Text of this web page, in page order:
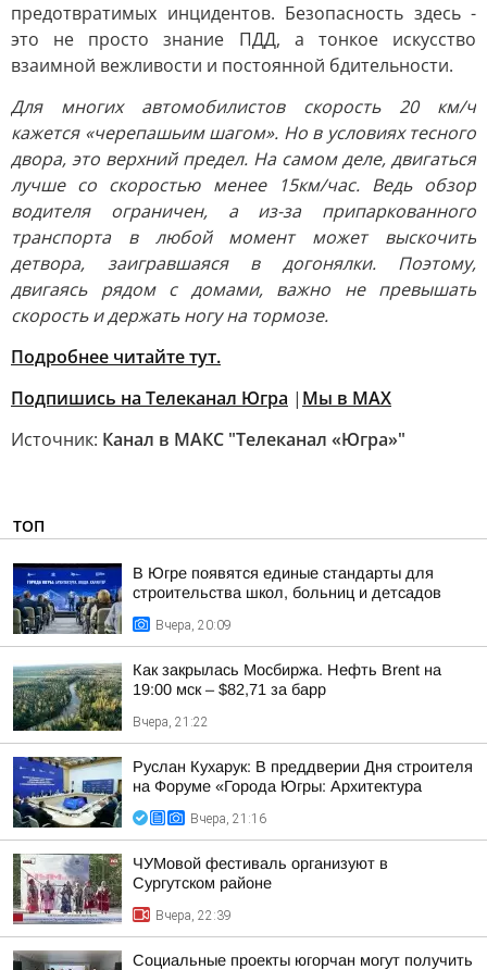
предотвратимых инцидентов. Безопасность здесь -
это не просто знание ПДД, а тонкое искусство
взаимной вежливости и постоянной бдительности.
Для многих автомобилистов скорость 20 км/ч
кажется «черепашьим шагом». Но в условиях тесного
двора, это верхний предел. На самом деле, двигаться
лучше со скоростью менее 15км/час. Ведь обзор
водителя ограничен, а из-за припаркованного
транспорта в любой момент может выскочить
детвора, заигравшаяся в догонялки. Поэтому,
двигаясь рядом с домами, важно не превышать
скорость и держать ногу на тормозе.
Подробнее читайте тут.
Подпишись на Телеканал Югра | Мы в MAX
Источник: Канал в МАКС "Телеканал «Югра»"
ТОП
В Югре появятся единые стандарты для
строительства школ, больниц и детсадов
Вчера, 20:09
Как закрылась Мосбиржа. Нефть Brent на
19:00 мск – $82,71 за барр
Вчера, 21:22
Руслан Кухарук: В преддверии Дня строителя
на Форуме «Города Югры: Архитектура
Вчера, 21:16
ЧУМовой фестиваль организуют в
Сургутском районе
Вчера, 22:39
Социальные проекты югорчан могут получить